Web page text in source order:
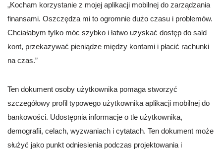
„Kocham korzystanie z mojej aplikacji mobilnej do zarządzania
finansami. Oszczędza mi to ogromnie dużo czasu i problemów.
Chciałabym tylko móc szybko i łatwo uzyskać dostęp do sald
kont, przekazywać pieniądze między kontami i płacić rachunki
na czas.”
Ten dokument osoby użytkownika pomaga stworzyć
szczegółowy profil typowego użytkownika aplikacji mobilnej do
bankowości. Udostępnia informacje o tle użytkownika,
demografii, celach, wyzwaniach i cytatach. Ten dokument może
służyć jako punkt odniesienia podczas projektowania i